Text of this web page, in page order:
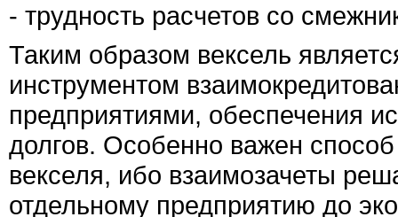
- трудность расчетов со
Таким образом вексель
инструментом
предприятиями, обеспечения
долгов. Особенно важен
векселя, ибо взаимозачеты
отдельному предприятию до